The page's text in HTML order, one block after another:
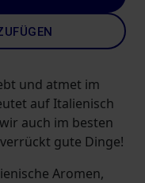
und atmet im
auf Italienisch
auch im besten
gute Dinge!
Aromen,